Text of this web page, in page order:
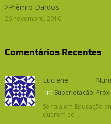
>Prêmio Dardos
26 novembro, 2010
Comentários Recentes
Luciene
in: Superlotação!
Se fala em Educação
querem ed ...